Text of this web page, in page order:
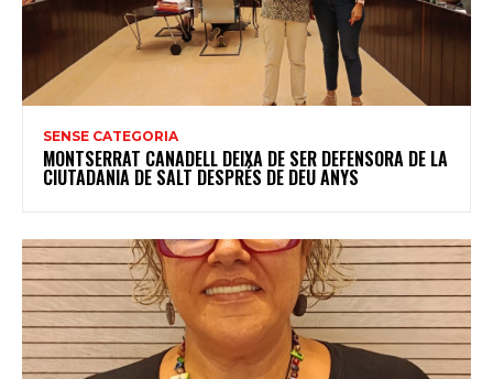
SENSE CATEGORIA
MONTSERRAT CANADELL DEIXA DE SER DEFENSORA DE LA
CIUTADANIA DE SALT DESPRÉS DE DEU ANYS